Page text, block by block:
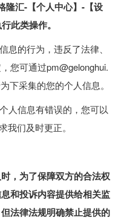
隆汇-【个人中心】-【设
此类操作。
息的行为，违反了法律、
您可通过pm@gelonghui.
下采集的您的个人信息。
人信息有错误的，您可以
我们及时更正。
，为了保障双方的合法权
和投诉内容提供给相关监
法律法规明确禁止提供的